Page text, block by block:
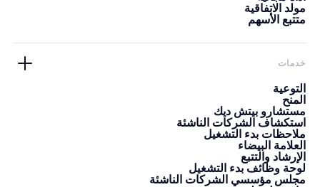
مولد الاتفاقية
متتبع الأسهم
خدمات
التوعية
المنح
مستشارو بيتش ديك
استكشاف الشركات الناشئة
ملاحظات بدء التشغيل
العلامة البيضاء
الإرشاد والتتبع
لوحة وظائف بدء التشغيل
مجلس مؤسسي الشركات الناشئة